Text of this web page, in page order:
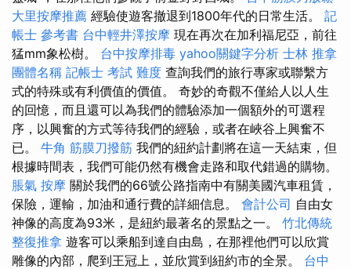
大里按摩推薦 經驗使遊客撤退到1800年代的日常生活。 記
帳士 參考書 台中輕井澤按摩 現在再次在加利福尼亞，前往
猛mm象松樹。 台中按摩排毒 yahoo關鍵字分析 士林 推拿
團體名稱 記帳士 考試 難度 查詢我們的旅行專家或聯繫方
式的特殊或有利價值的價值。 奇妙的奇觀不僅給人以人生
的回憶，而且還可以為我們的體驗添加一個額外的可選程
序，以興奮的方式等待我們的經驗，或者在峽谷上興奮不
已。 牛角 筋膜刀撥筋 我們的紐約計劃將在這一天結束，但
根據時間表，我們可能仍然有機會走路和取代錯過的購物。
脹氣 按摩 關於我們的66號公路指南中有關美國汽車租賃，
保險，運輸，加油和通行費的詳細信息。 會計公司 自由女
神像的高度為93米，是紐約最著名的景點之一。 竹北傳統
整復推拿 遊客可以乘船到達自由島，在那裡他們可以欣賞
雕像的內部，爬到王冠上，並欣賞到紐約市的全景。 台中